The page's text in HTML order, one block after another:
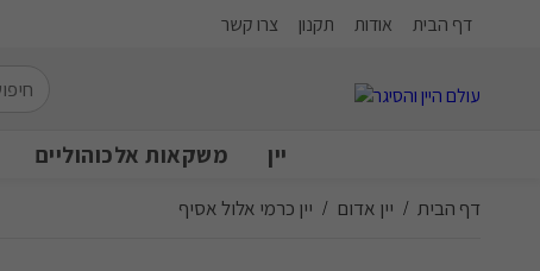
דף הבית אודות תקנון צרו קשר
יין משקאות אלכוהוליים
דף הבית / יין אדום / יין כרמי אלול אסיף